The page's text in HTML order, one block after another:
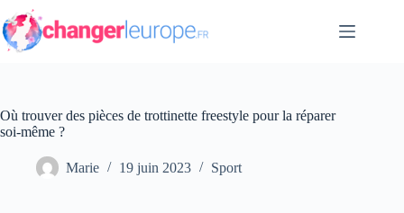
Passer
au
contenu
Où trouver des pièces de trottinette freestyle pour la réparer
soi-même ?
Marie 19 juin 2023 Sport